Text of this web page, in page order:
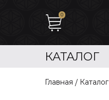
0
КАТАЛОГ
Главная Каталог